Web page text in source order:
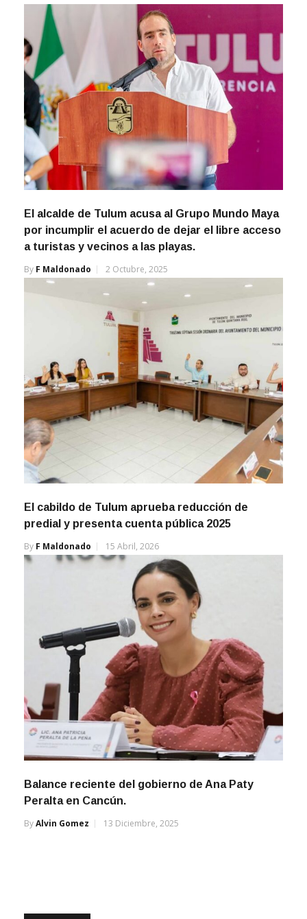
El alcalde de Tulum acusa al Grupo Mundo Maya
por incumplir el acuerdo de dejar el libre acceso
a turistas y vecinos a las playas.
By F Maldonado 2 Octubre, 2025
El cabildo de Tulum aprueba reducción de
predial y presenta cuenta pública 2025
By F Maldonado 15 Abril, 2026
Balance reciente del gobierno de Ana Paty
Peralta en Cancún.
ByAlvin Gomez 13 Diciembre, 2025